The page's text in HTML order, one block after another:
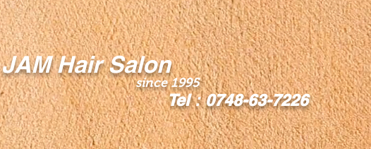
JAM Hair Salon
Tel：0748-63-7226
since 1995